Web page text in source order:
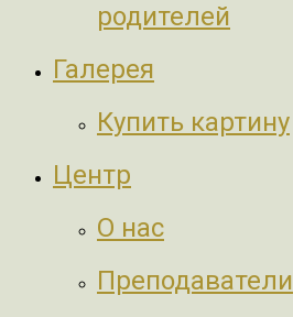
родителей
Галерея
Купить картину
Центр
О нас
Преподаватели